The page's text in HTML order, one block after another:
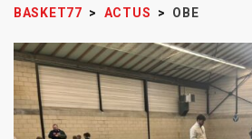
BASKET77 > ACTUS > OBE